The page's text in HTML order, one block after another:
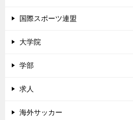
国際スポーツ連盟
大学院
学部
求人
海外サッカー